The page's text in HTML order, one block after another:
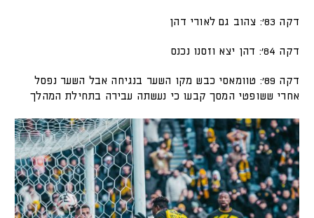
דקה 83׳: צהוב גם לאורי דהן
דקה 84׳: דהן יצא וזסנו נכנס
דקה 89׳: טוומאסי כבש מקו השער בנגיחה אבל השער נפסל
אחרי ששופטי המסך קבעו כי נעשתה עבירה בתחילת המהלך